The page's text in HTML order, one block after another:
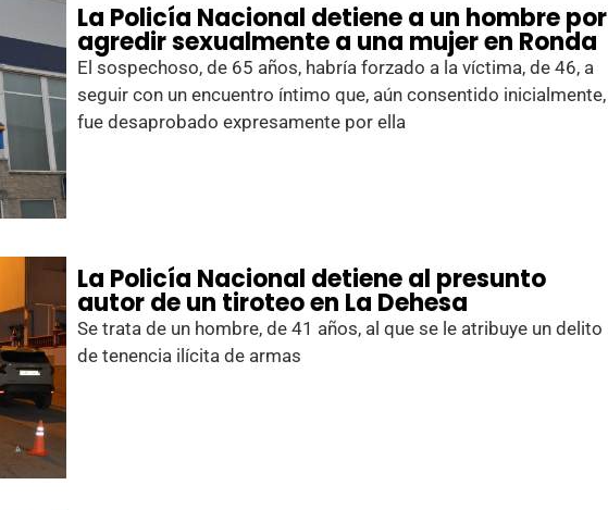
La Policía Nacional detiene a un hombre por
agredir sexualmente a una mujer en Ronda
El sospechoso, de 65 años, habría forzado a la víctima, de 46, a
seguir con un encuentro íntimo que, aún consentido inicialmente,
fue desaprobado expresamente por ella
La Policía Nacional detiene al presunto
autor de un tiroteo en La Dehesa
Se trata de un hombre, de 41 años, al que se le atribuye un delito
de tenencia ilícita de armas